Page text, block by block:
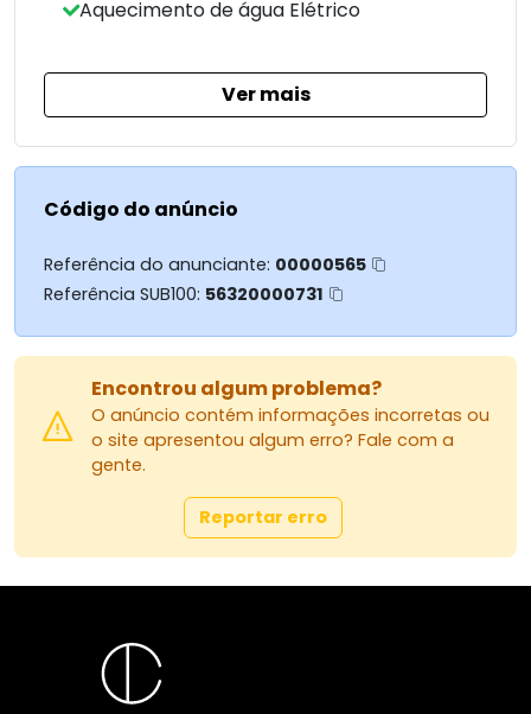
imóvel tambem conta co sistema de segurança
aquecedor solar para piscina
Entre em contato para mais informações e
agende uma visita para conhecer pessoalmente
esta oportunidade.
Aquecimento de água Elétrico
Ver mais
Código do anúncio
Referência do anunciante: 00000565
Referência SUB100: 56320000731
Encontrou algum problema?
O anúncio contém informações incorretas ou
o site apresentou algum erro? Fale com a
gente.
Reportar erro